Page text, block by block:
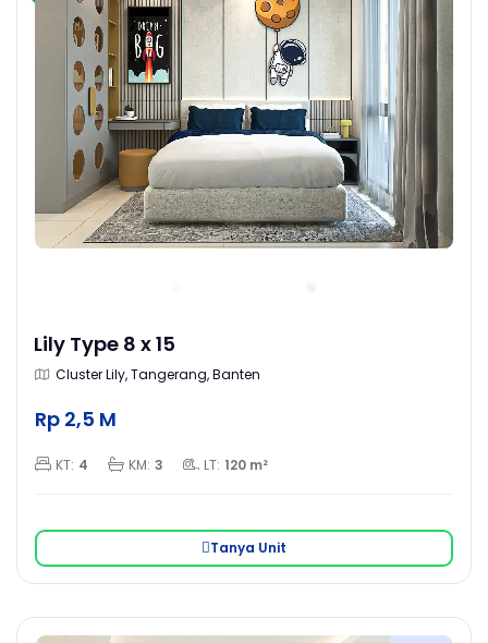
Lily Type 8 x 15
Cluster Lily, Tangerang, Banten
Rp 2,5 M
KT: 4 KM: 3 LT: 120 m²
Tanya Unit